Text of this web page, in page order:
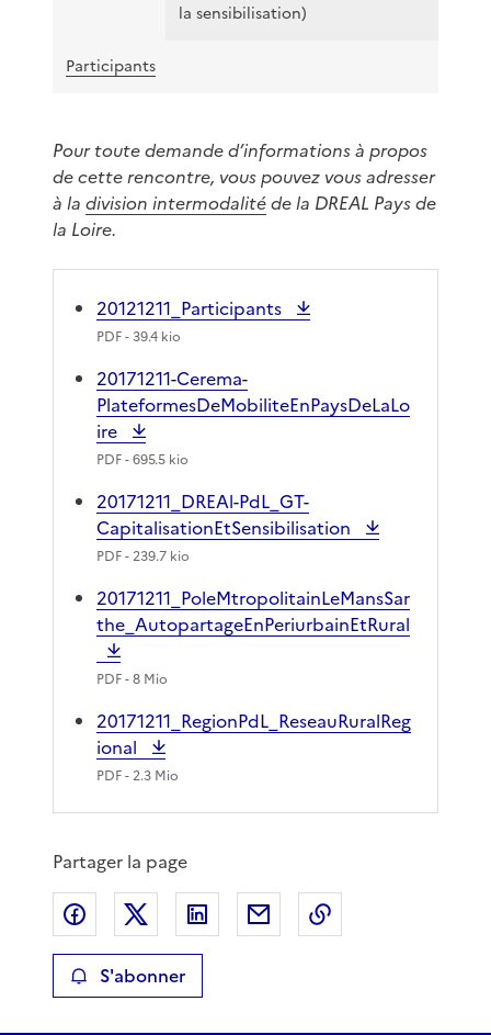
la sensibilisation)
Participants
Pour toute demande d’informations à propos
de cette rencontre, vous pouvez vous adresser
à la division intermodalitéde la DREAL Pays de
la Loire.
20121211_Participants
PDF- 39.4 kio
20171211-Cerema-
PlateformesDeMobiliteEnPaysDeLaLo
ire
PDF- 695.5 kio
20171211_DREAl-PdL_GT-
CapitalisationEtSensibilisation
PDF- 239.7 kio
20171211_PoleMtropolitainLeMansSar
the_AutopartageEnPeriurbainEtRural
PDF- 8 Mio
20171211_RegionPdL_ReseauRuralReg
ional
PDF- 2.3 Mio
Partager la page
Partager sur Facebook
Partager sur XPartager sur LinkedIn
Partager par email
S'abonner